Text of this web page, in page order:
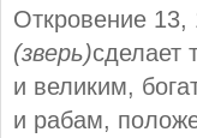
Откровение
(зверь)сделает
и великим,
и рабам,